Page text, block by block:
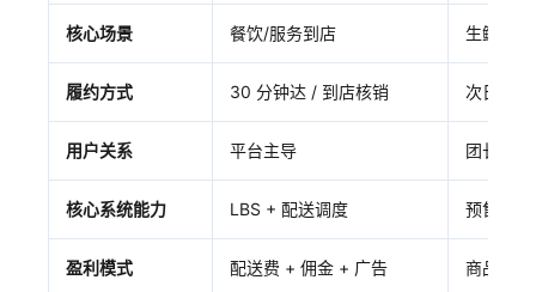
核心场景 餐饮/服务到店 生鲜/标
履约方式 30 分钟达 / 到店核销 次日自提
用户关系 平台主导 团长主导
核心系统能力 LBS + 配送调度 预售集
盈利模式 配送费 + 佣金 + 广告 商品差